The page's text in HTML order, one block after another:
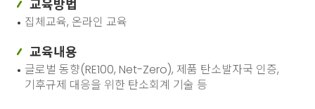
교육방법
집체교육, 온라인 교육
교육내용
글로벌 동향(RE100, Net-Zero), 제품 탄소발자국 인증,
기후규제 대응을 위한 탄소회계 기술 등